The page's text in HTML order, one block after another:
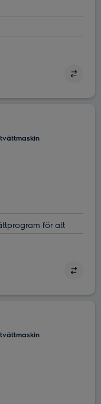
plagget igen för att
och torkning på
längre
för att
alternativet
Delay Start